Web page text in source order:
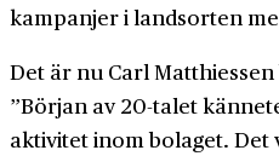
kampanjer i lands­orten
Det är nu Carl
”Början av 20-talet
aktivitet inom bolaget. Det